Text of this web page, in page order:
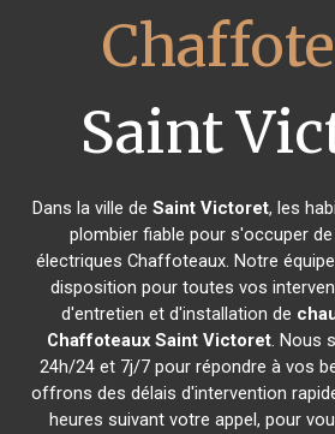
Saint
Dans la ville deSaint Victoret, les
plombier fiable pour s'occuper
électriques Chaffoteaux. Notre
disposition pour toutes vos
d'entretien et d'installation de
Chaffoteaux Saint Victoret. Nous
24h/24 et 7j/7 pour répondre à vos
offrons des délais d'intervention
heures suivant votre appel, pour